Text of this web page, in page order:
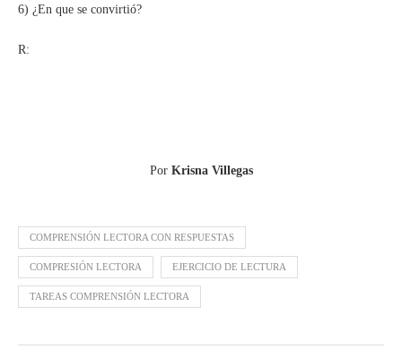
6) ¿En que se convirtió?
R:
Por Krisna Villegas
COMPRENSIÓN LECTORA CON RESPUESTAS
COMPRESIÓN LECTORA EJERCICIO DE LECTURA
TAREAS COMPRENSIÓN LECTORA